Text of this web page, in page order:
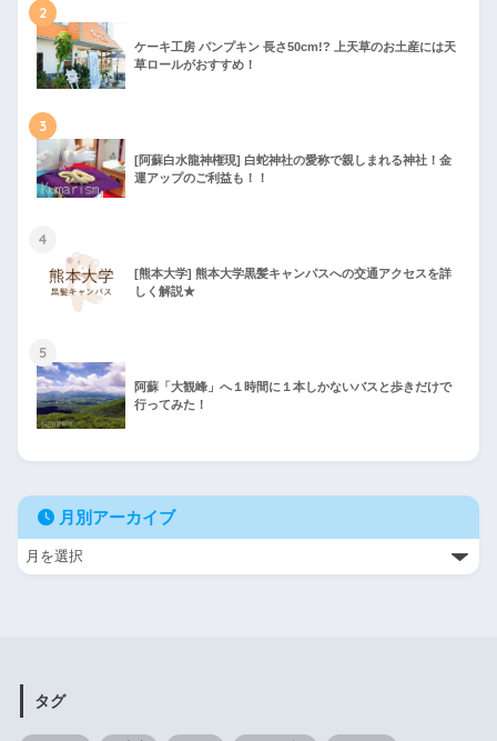
2
ケーキ工房 パンプキン 長さ50cm!? 上天草のお土産には天
草ロールがおすすめ！
3
[阿蘇白水龍神権現] 白蛇神社の愛称で親しまれる神社！金
運アップのご利益も！！
4
[熊本大学] 熊本大学黒髪キャンパスへの交通アクセスを詳
しく解説★
5
阿蘇「大観峰」へ１時間に１本しかないバスと歩きだけで
行ってみた！
月別アーカイブ
タグ